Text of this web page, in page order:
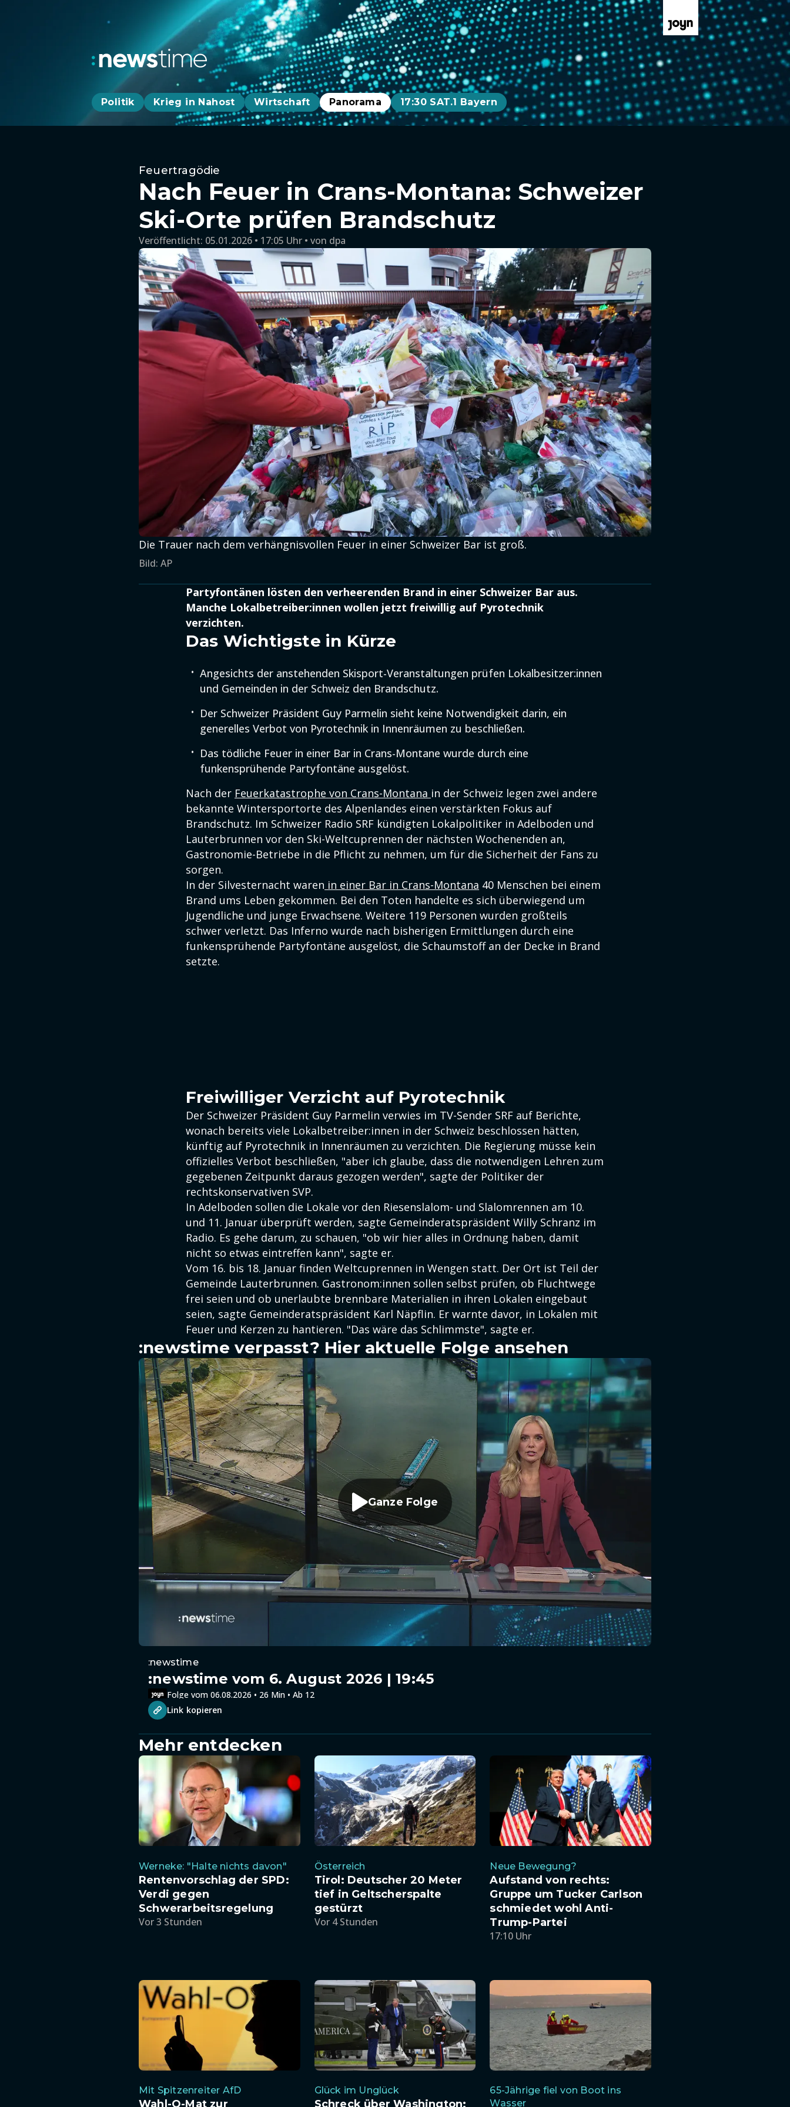
Politik Krieg in Nahost Wirtschaft Panorama 17:30 SAT.1 Bayern
Feuertragödie
Nach Feuer in Crans-Montana: Schweizer
Ski-Orte prüfen Brandschutz
Veröffentlicht: 05.01.2026 • 17:05 Uhr von dpa
Die Trauer nach dem verhängnisvollen Feuer in einer Schweizer Bar ist groß.
Bild: AP
Partyfontänen lösten den verheerenden Brand in einer Schweizer Bar aus.
Manche Lokalbetreiber:innen wollen jetzt freiwillig auf Pyrotechnik
verzichten.
Das Wichtigste in Kürze
Angesichts der anstehenden Skisport-Veranstaltungen prüfen Lokalbesitzer:innen
und Gemeinden in der Schweiz den Brandschutz.
Der Schweizer Präsident Guy Parmelin sieht keine Notwendigkeit darin, ein
generelles Verbot von Pyrotechnik in Innenräumen zu beschließen.
Das tödliche Feuer in einer Bar in Crans-Montane wurde durch eine
funkensprühende Partyfontäne ausgelöst.
Nach der Feuerkatastrophe von Crans-Montana in der Schweiz legen zwei andere
bekannte Wintersportorte des Alpenlandes einen verstärkten Fokus auf
Brandschutz. Im Schweizer Radio SRF kündigten Lokalpolitiker in Adelboden und
Lauterbrunnen vor den Ski-Weltcuprennen der nächsten Wochenenden an,
Gastronomie-Betriebe in die Pflicht zu nehmen, um für die Sicherheit der Fans zu
sorgen.
In der Silvesternacht waren in einer Bar in Crans-Montana 40 Menschen bei einem
Brand ums Leben gekommen. Bei den Toten handelte es sich überwiegend um
Jugendliche und junge Erwachsene. Weitere 119 Personen wurden großteils
schwer verletzt. Das Inferno wurde nach bisherigen Ermittlungen durch eine
funkensprühende Partyfontäne ausgelöst, die Schaumstoff an der Decke in Brand
setzte.
Freiwilliger Verzicht auf Pyrotechnik
Der Schweizer Präsident Guy Parmelin verwies im TV-Sender SRF auf Berichte,
wonach bereits viele Lokalbetreiber:innen in der Schweiz beschlossen hätten,
künftig auf Pyrotechnik in Innenräumen zu verzichten. Die Regierung müsse kein
offizielles Verbot beschließen, "aber ich glaube, dass die notwendigen Lehren zum
gegebenen Zeitpunkt daraus gezogen werden", sagte der Politiker der
rechtskonservativen SVP.
In Adelboden sollen die Lokale vor den Riesenslalom- und Slalomrennen am 10.
und 11. Januar überprüft werden, sagte Gemeinderatspräsident Willy Schranz im
Radio. Es gehe darum, zu schauen, "ob wir hier alles in Ordnung haben, damit
nicht so etwas eintreffen kann", sagte er.
Vom 16. bis 18. Januar finden Weltcuprennen in Wengen statt. Der Ort ist Teil der
Gemeinde Lauterbrunnen. Gastronom:innen sollen selbst prüfen, ob Fluchtwege
frei seien und ob unerlaubte brennbare Materialien in ihren Lokalen eingebaut
seien, sagte Gemeinderatspräsident Karl Näpflin. Er warnte davor, in Lokalen mit
Feuer und Kerzen zu hantieren. "Das wäre das Schlimmste", sagte er.
:newstime verpasst? Hier aktuelle Folge ansehen
Ganze Folge
:newstime
:newstime vom 6. August 2026 | 19:45
Folge vom 06.08.2026 • 26 Min • Ab 12
Link kopieren
Mehr entdecken
Werneke: "Halte nichts davon"
Rentenvorschlag der SPD:
Verdi gegen
Schwerarbeitsregelung
Vor 3 Stunden
Österreich
Tirol: Deutscher 20 Meter
tief in Geltscherspalte
gestürzt
Vor 4 Stunden
Neue Bewegung?
Aufstand von rechts:
Gruppe um Tucker Carlson
schmiedet wohl Anti-
Trump-Partei
17:10 Uhr
Mit Spitzenreiter AfD
Wahl-O-Mat zur
Glück im Unglück
Schreck über Washington:
65-Jährige fiel von Boot ins
Wasser